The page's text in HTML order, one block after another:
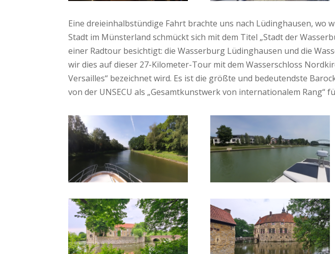
Eine dreieinhalbstündige Fahrt brachte uns nach Lüdinghausen, wo
Stadt im Münsterland schmückt sich mit dem Titel „Stadt der
einer Radtour besichtigt: die Wasserburg Lüdinghausen und die
wir dies auf dieser 27-Kilometer-Tour mit dem Wasserschloss
Versailles“ bezeichnet wird. Es ist die größte und bedeutendste
von der UNSECU als „Gesamtkunstwerk von internationalem Rang“